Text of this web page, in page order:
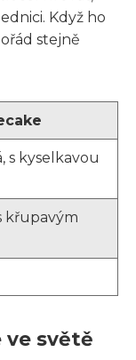
Když ho
stejně
s kyselkavou
křupavým
ve světě